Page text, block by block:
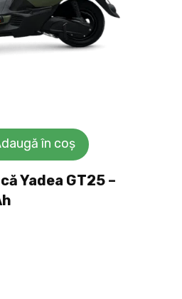
în coș
Yadea GT25 –